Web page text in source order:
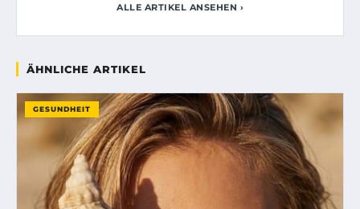
ALLE ARTIKEL ANSEHEN ›
ÄHNLICHE ARTIKEL
GESUNDHEIT